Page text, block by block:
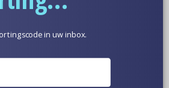
Van Dichtbij
in uw inbox.